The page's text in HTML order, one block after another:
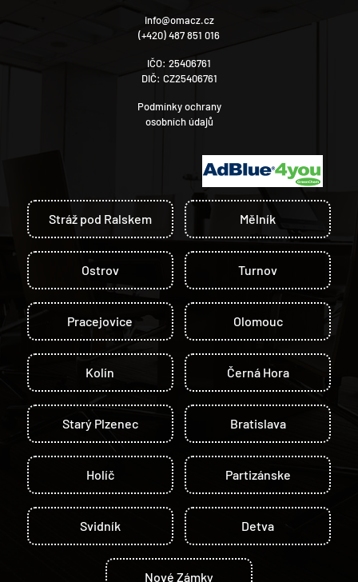
info@omacz.cz
(+420) 487 851 016
IČO: 25406761
DIČ: CZ25406761
Podmínky ochrany
osobních údajů
Stráž pod Ralskem Mělník
Ostrov Turnov
Pracejovice Olomouc
Kolín Černá Hora
Starý Plzenec Bratislava
Holíč Partizánske
Svidník Detva
Nové Zámky